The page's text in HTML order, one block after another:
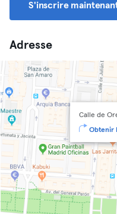
S'inscrire
Adresse
Calle de
Obtenir